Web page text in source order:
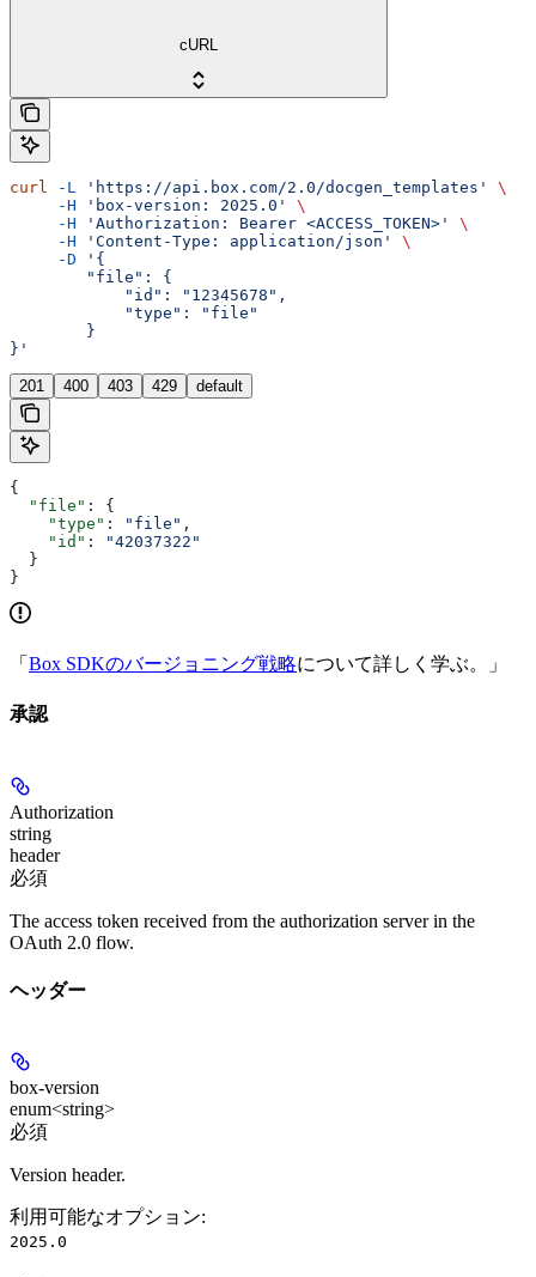
cURL
curl -L 'https://api.box.com/2.0/docgen_templates'
\
     -H
'box-version: 2025.0'
\
     -H
'Authorization: Bearer <ACCESS_TOKEN>'
\
     -H
'Content-Type: application/json'
\
     -D
'{
        "file": {
            "id": "12345678",
            "type": "file"
        }
}'
201 400 403 429 default
{
  "file"
: {
    "type"
: "file" ,
    "id"
:
"42037322"
  }
}
「 Box SDKのバージョニング戦略について詳しく学ぶ。」
承認
Authorization
string
header
必須
The access token received from the authorization server in the
OAuth 2.0 flow.
ヘッダー
box-version
enum<string>
必須
Version header.
利用可能なオプション:
2025.0